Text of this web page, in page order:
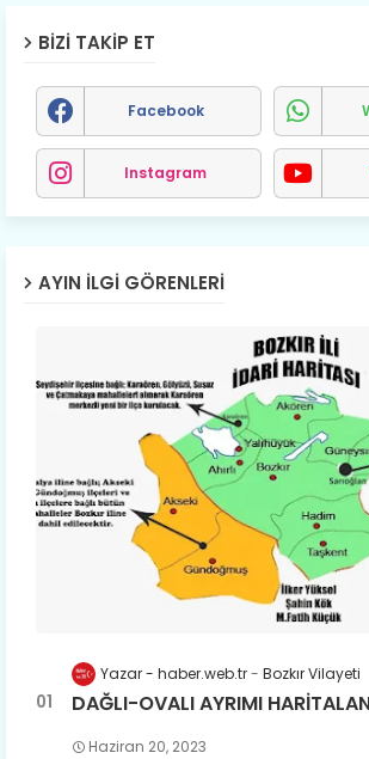
BIZI TAKIP ET
Facebook
Instagram
AYIN İLGI GÖRENLERI
Yazar - haber.web.tr Bozkır Vilayeti
DAĞLI-OVALI AYRIMI
Haziran 20, 2023